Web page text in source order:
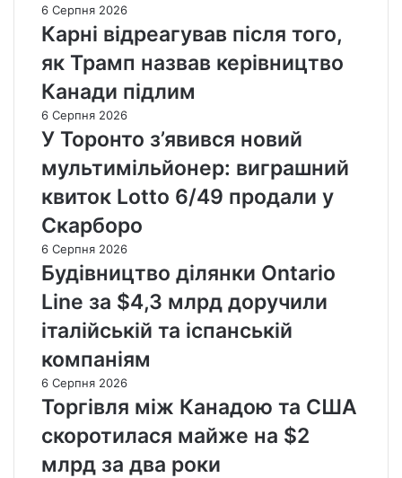
6 Серпня 2026
Карні відреагував після того,
як Трамп назвав керівництво
Канади підлим
6 Серпня 2026
У Торонто з’явився новий
мультимільйонер: виграшний
квиток Lotto 6/49 продали у
Скарборо
6 Серпня 2026
Будівництво ділянки Ontario
Line за $4,3 млрд доручили
італійській та іспанській
компаніям
6 Серпня 2026
Торгівля між Канадою та США
скоротилася майже на $2
млрд за два роки